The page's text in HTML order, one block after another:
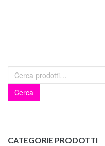
Cerca
CATEGORIE PRODOTTI